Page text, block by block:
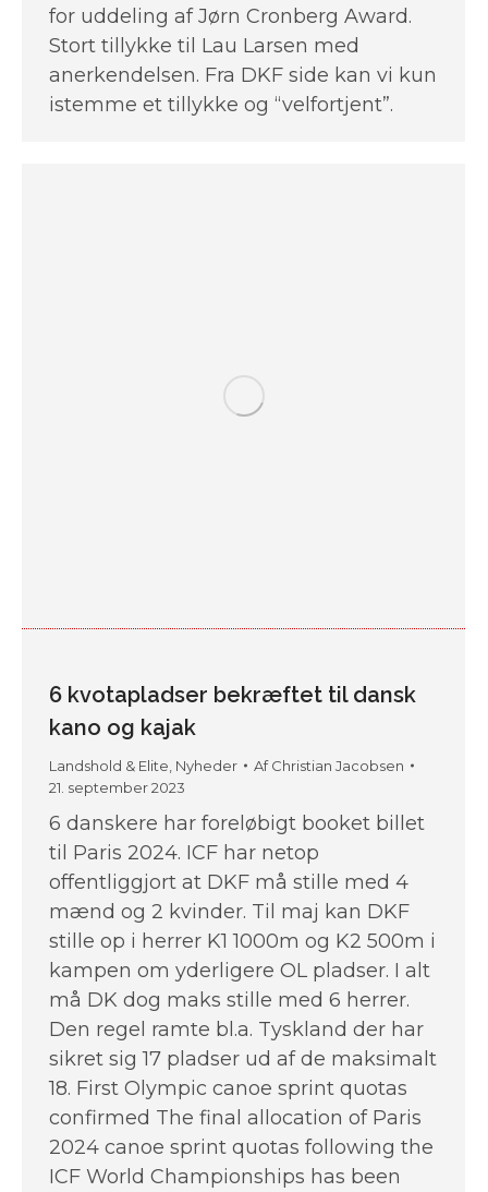
for uddeling af Jørn Cronberg Award.
Stort tillykke til Lau Larsen med
anerkendelsen. Fra DKF side kan vi kun
istemme et tillykke og “velfortjent”.
6 kvotapladser bekræftet til dansk
kano og kajak
Landshold & Elite Nyheder AfChristian Jacobsen
21. september 2023
6 danskere har foreløbigt booket billet
til Paris 2024. ICF har netop
offentliggjort at DKF må stille med 4
mænd og 2 kvinder. Til maj kan DKF
stille op i herrer K1 1000m og K2 500m i
kampen om yderligere OL pladser. I alt
må DK dog maks stille med 6 herrer.
Den regel ramte bl.a. Tyskland der har
sikret sig 17 pladser ud af de maksimalt
18. First Olympic canoe sprint quotas
confirmed The final allocation of Paris
2024 canoe sprint quotas following the
ICF World Championships has been